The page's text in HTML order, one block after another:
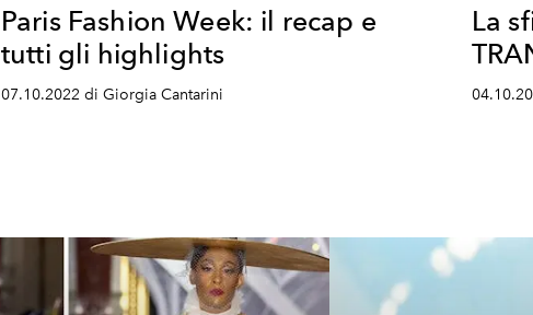
Paris Fashion Week: il recap e
tutti gli highlights
07.10.2022 di Giorgia Cantarini
La